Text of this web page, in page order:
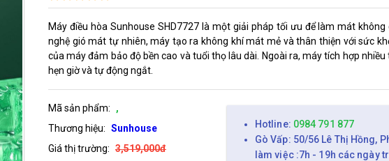
Máy điều hòa Sunhouse SHD7727 là một giải pháp tối ưu để làm mát
nghệ gió mát tự nhiên, máy tạo ra không khí mát mẻ và thân thiện với sức
của máy đảm bảo độ bền cao và tuổi thọ lâu dài. Ngoài ra, máy tích hợp
hẹn giờ và tự động ngắt.
Mã sản phẩm:
,
Thương hiệu: Sunhouse
Giá thị trường: 3,519,000đ
Hotline: 0984 791 877
Gò Vấp: 50/56 Lê Thị Hồng,
làm việc :7h - 19h các ngày